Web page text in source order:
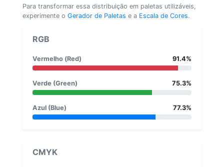
Para transformar essa distribuição em paletas utilizáveis,
experimente o Gerador de Paletas e a Escala de Cores.
RGB
Vermelho (Red) 91.4%
Verde (Green) 75.3%
Azul (Blue) 77.3%
CMYK